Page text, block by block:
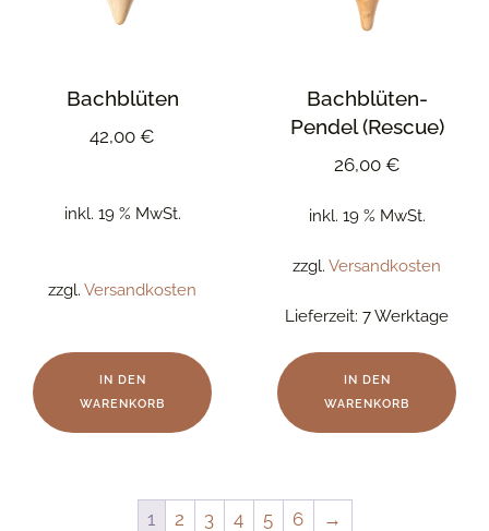
Bachblüten
42,00 €
inkl. 19 % MwSt.
zzgl. Versandkosten
IN DEN
WARENKORB
Bachblüten-
Pendel (Rescue)
26,00 €
inkl. 19 % MwSt.
zzgl. Versandkosten
Lieferzeit: 7 Werktage
IN DEN
WARENKORB
1 2 3 4 5 6 →